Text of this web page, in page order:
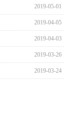
2019-05-01
2019-04-05
2019-04-03
2019-03-26
2019-03-24